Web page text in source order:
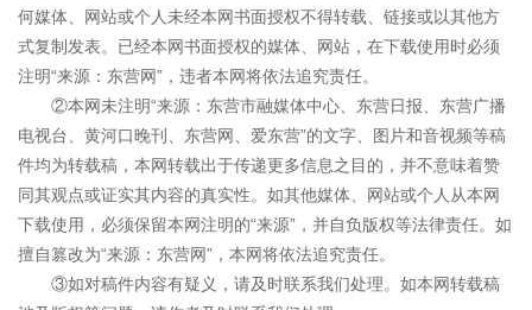
何媒体、网站或个人未经本网书面授权不得转载、链接或以其他方
式复制发表。已经本网书面授权的媒体、网站，在下载使用时必须
注明“来源：东营网”，违者本网将依法追究责任。
②本网未注明“来源：东营市融媒体中心、东营日报、东营广播
电视台、黄河口晚刊、东营网、爱东营”的文字、图片和音视频等稿
件均为转载稿，本网转载出于传递更多信息之目的，并不意味着赞
同其观点或证实其内容的真实性。如其他媒体、网站或个人从本网
下载使用，必须保留本网注明的“来源”，并自负版权等法律责任。如
擅自篡改为“来源：东营网”，本网将依法追究责任。
③如对稿件内容有疑义，请及时联系我们处理。如本网转载稿